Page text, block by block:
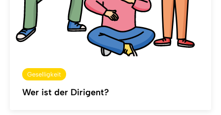
Geselligkeit
Wer ist der Dirigent?